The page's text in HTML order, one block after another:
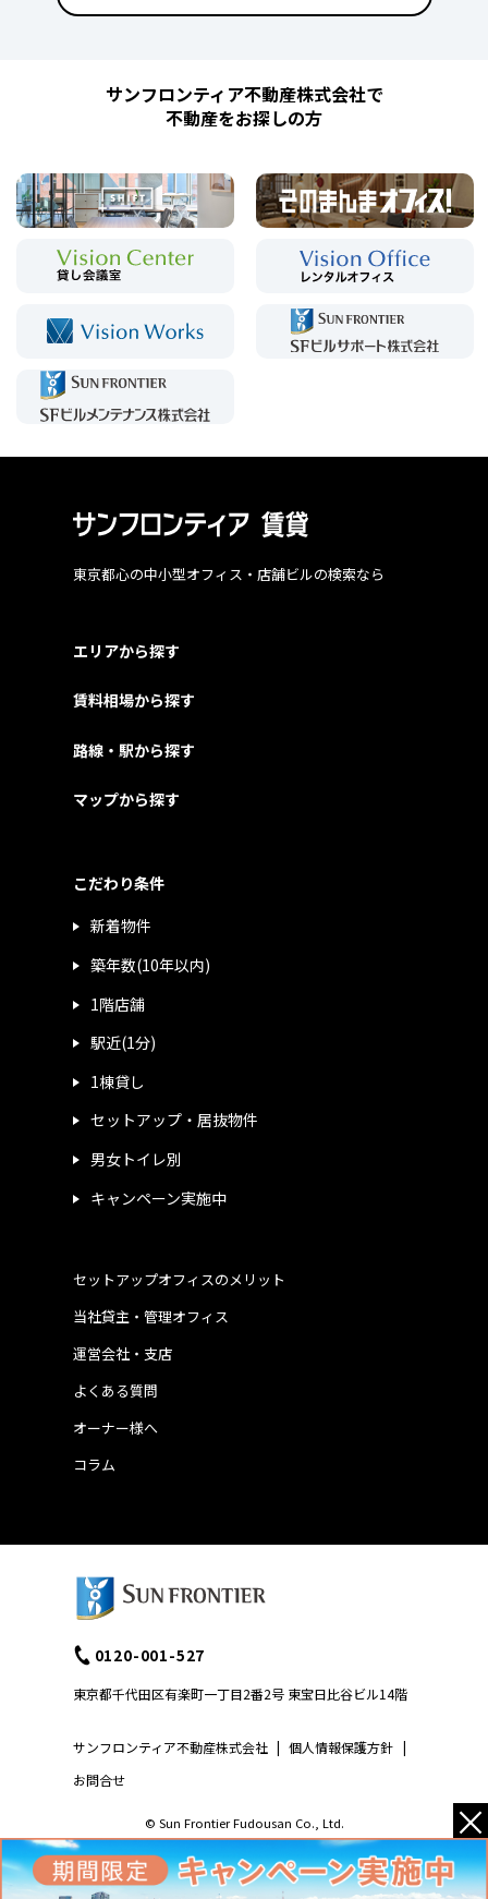
サンフロンティア不動産株式会社で
不動産をお探しの方
東京都心の中小型オフィス・店舗ビルの検索なら
エリアから探す
賃料相場から探す
路線・駅から探す
マップから探す
こだわり条件
新着物件
築年数(10年以内)
1階店舗
駅近(1分)
1棟貸し
セットアップ・居抜物件
男女トイレ別
キャンペーン実施中
運営会社・支店
よくある質問
当社貸主・管理オフィス
オーナー様へ
コラム
セットアップオフィスのメリット
サンフロンティア不動産株式会社 | 個人情報保護方針 |
お問合せ
0120-001-527
東京都千代田区有楽町一丁目2番2号 東宝日比谷ビル14階
© Sun Frontier Fudousan Co., Ltd. ×